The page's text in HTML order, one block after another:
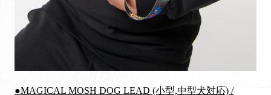
●MAGICAL MOSH DOG LEAD (小型,中型犬対応) /